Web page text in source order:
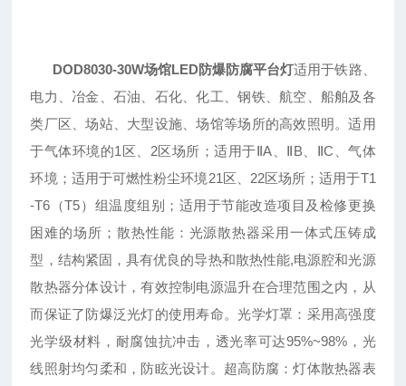
DOD8030-30W场馆LED防爆防腐平台灯适用于铁路、
电力、冶金、石油、石化、化工、钢铁、航空、船舶及各
类厂区、场站、大型设施、场馆等场所的高效照明。适用
于气体环境的1区、2区场所；适用于ⅡA、ⅡB、ⅡC、气体
环境；适用于可燃性粉尘环境21区、22区场所；适用于T1
-T6（T5）组温度组别；适用于节能改造项目及检修更换
困难的场所；散热性能：光源散热器采用一体式压铸成
型，结构紧固，具有优良的导热和散热性能,电源腔和光源
散热器分体设计，有效控制电源温升在合理范围之内，从
而保证了防爆泛光灯的使用寿命。光学灯罩：采用高强度
光学级材料，耐腐蚀抗冲击，透光率可达95%~98%，光
线照射均匀柔和，防眩光设计。超高防腐：灯体散热器表